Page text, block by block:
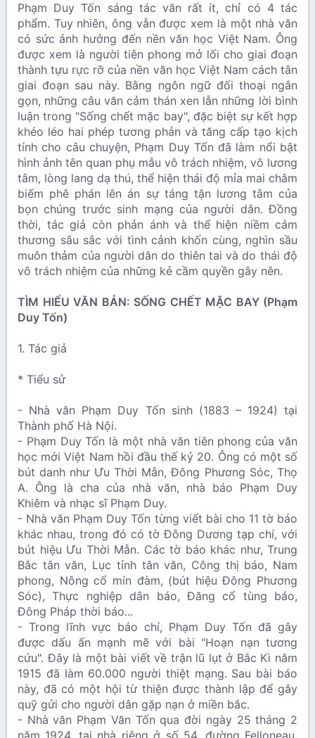
Phạm Duy Tốn sáng tác văn rất ít, chỉ có 4 tác
phẩm. Tuy nhiên, ông vẫn được xem là một nhà văn
có sức ảnh hưởng đến nền văn học Việt Nam. Ông
được xem là người tiên phong mở lối cho giai đoạn
thành tựu rực rỡ của nền văn học Việt Nam cách tân
giai đoạn sau này. Bằng ngôn ngữ đối thoại ngắn
gọn, những câu văn cảm thán xen lẫn những lời bình
luận trong "Sống chết mặc bay", đặc biệt sự kết hợp
khéo léo hai phép tương phản và tăng cấp tạo kịch
tính cho câu chuyện, Phạm Duy Tốn đã làm nổi bật
hình ảnh tên quan phụ mẫu vô trách nhiệm, vô lương
tâm, lòng lang dạ thú, thể hiện thái độ mỉa mai châm
biếm phê phán lên án sự táng tận lương tâm của
bọn chúng trước sinh mạng của người dân. Đồng
thời, tác giả còn phản ánh và thể hiện niềm cảm
thương sâu sắc với tình cảnh khốn cùng, nghìn sầu
muôn thảm của người dân do thiên tai và do thái độ
vô trách nhiệm của những kẻ cầm quyền gây nên.
TÌM HIỂU VĂN BẢN: SỐNG CHẾT MẶC BAY (Phạm
Duy Tốn)
1. Tác giả
* Tiểu sử
- Nhà văn Phạm Duy Tốn sinh (1883 – 1924) tại
Thành phố Hà Nội.
- Phạm Duy Tốn là một nhà văn tiên phong của văn
học mới Việt Nam hồi đầu thế kỷ 20. Ông có một số
bút danh như Ưu Thời Mẫn, Đông Phương Sóc, Thọ
A. Ông là cha của nhà văn, nhà báo Phạm Duy
Khiêm và nhạc sĩ Phạm Duy.
- Nhà văn Phạm Duy Tốn từng viết bài cho 11 tờ báo
khác nhau, trong đó có tờ Đông Dương tạp chí, với
bút hiệu Ưu Thời Mẫn. Các tờ báo khác như, Trung
Bắc tân văn, Lục tỉnh tân văn, Công thị báo, Nam
phong, Nông cổ mín đàm, (bút hiệu Đông Phương
Sóc), Thực nghiệp dân báo, Đăng cổ tùng báo,
Đông Pháp thời báo...
- Trong lĩnh vực báo chí, Phạm Duy Tốn đã gây
được dấu ấn mạnh mẽ với bài "Hoạn nạn tương
cứu". Đây là một bài viết về trận lũ lụt ở Bắc Kì năm
1915 đã làm 60.000 người thiệt mạng. Sau bài báo
này, đã có một hội từ thiện được thành lập để gây
quỹ gửi cho người dân gặp nạn ở miền bắc.
- Nhà văn Phạm Văn Tốn qua đời ngày 25 tháng 2